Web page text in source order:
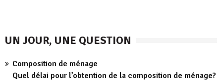
UN JOUR, UNE QUESTION
Composition de ménage
Quel délai pour l’obtention de la composition de ménage?